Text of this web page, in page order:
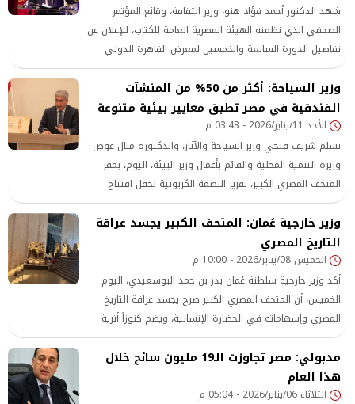
شهد الدكتور أحمد فؤاد هنو، وزير الثقافة، وقائع المؤتمر
الصحفي الذي نظمته الهيئة المصرية العامة للكتاب، للإعلان عن
تفاصيل الدورة السابعة والخمسين لمعرض القاهرة الدولي
للكتاب، والمقرر إقامتها خلال الفترة من 21 يناير حتى 3 فبراير،
بمركز مصر للمعارض الدولية بالتجمع الخامس
وزير السياحة: أكثر من 50% من المنشآت
الفندقية في مصر تطبق معايير بيئية متنوعة
الأحد 11/يناير/2026 - 03:43 م
تسلم شريف فتحي وزير السياحة والآثار، والدكتورة منال عوض
وزيرة التنمية المحلية والقائم بأعمال وزير البيئة، اليوم، بمقر
المتحف المصري الكبير، تقرير البصمة الكربونية لحفل افتتاح
المتحف تمهيداً لإعلانه منشأة محايدة كربونياً
وزير خارجية عُمان: المتحف الكبير يجسد عراقة
التاريخ المصري
الخميس 08/يناير/2026 - 10:00 م
أكد وزير خارجية سلطنة عُمان بدر بن حمد البوسعيدي، اليوم
الخميس، أن المتحف المصري الكبير صرح يجسد عراقة التاريخ
المصري وإسهاماته في الحضارة الإنسانية، ويضم كنوزاً أثرية
فريدة، ومقتنيات تعود للفراعنة وملوك عظام، مع تطور متقدم
في أساليب العرض، لصيانة الإرث الثقافي للأجيال القادمة.
مدبولي: مصر تجاوزت الـ19 مليون سائح خلال
هذا العام
الثلاثاء 06/يناير/2026 - 05:04 م